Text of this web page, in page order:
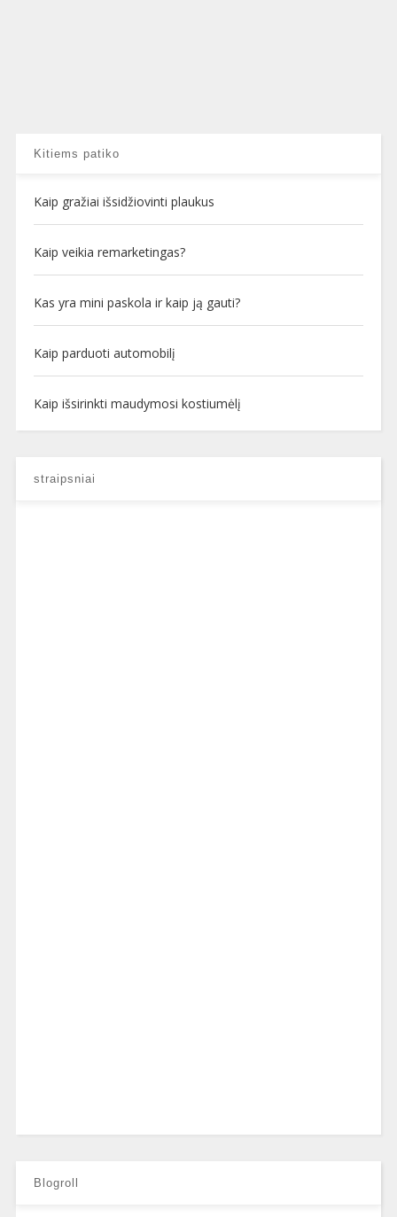
Kitiems patiko
Kaip gražiai išsidžiovinti plaukus
Kaip veikia remarketingas?
Kas yra mini paskola ir kaip ją gauti?
Kaip parduoti automobilį
Kaip išsirinkti maudymosi kostiumėlį
straipsniai
Blogroll